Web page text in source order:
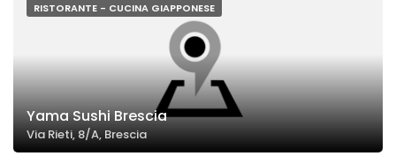
RISTORANTE - CUCINA GIAPPONESE
Yama Sushi Brescia
Via Rieti, 8/A, Brescia